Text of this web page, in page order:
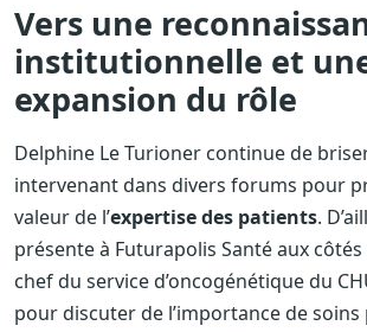
Vers une
institutionnelle et
expansion du rôle
Delphine Le Turioner continue de
intervenant dans divers forums pour
valeur de l’expertise des patients.
présente à Futurapolis Santé aux côtés
chef du service d’oncogénétique du
pour discuter de l’importance de soins